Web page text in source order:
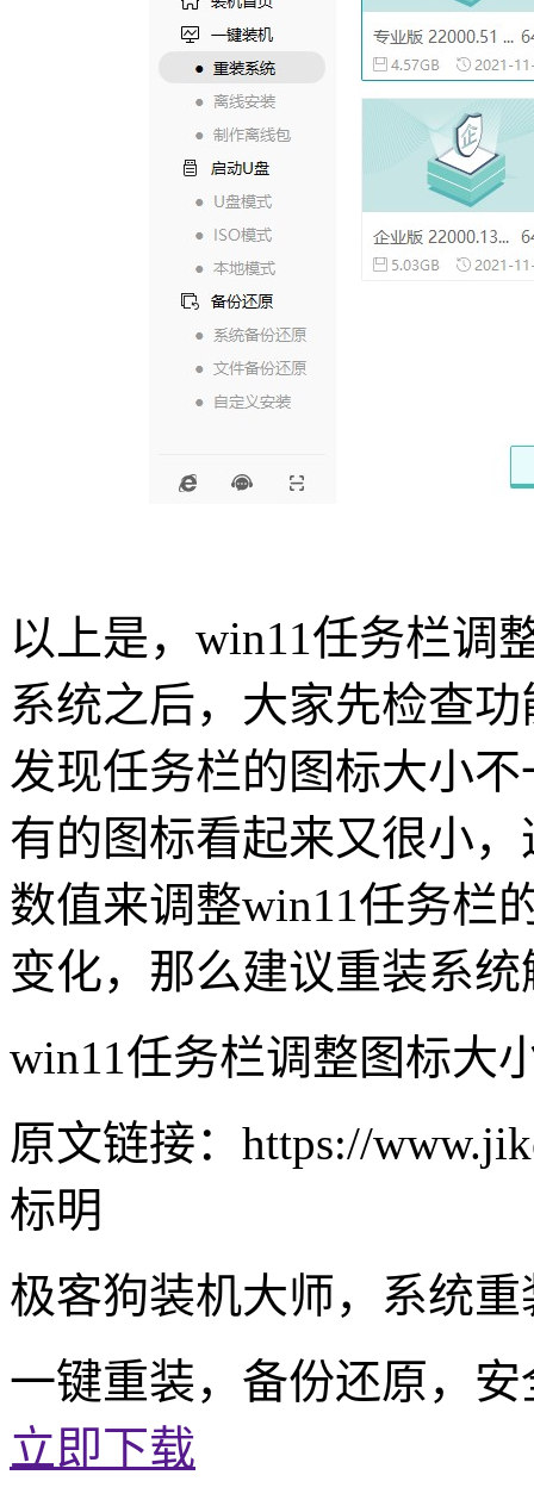
以上是， win11任务栏调
系统之后，大家先检查
发现任务栏的图标大小
有的图标看起来又很小
数值来调整win11任务栏
变化，那么建议重装系统
win11任务栏调整图标大
原文链接：https://
标明
极客狗装机大师，系统
一键重装，备份还原，
立即下载